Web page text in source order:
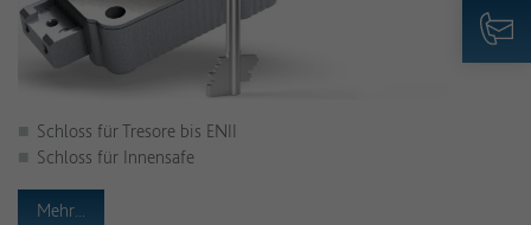
Schloss für Tresore bis ENII
Schloss für Innensafe
Mehr...